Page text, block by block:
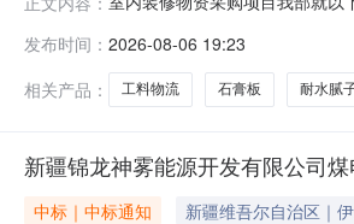
22.5*2.5热镀锌角钢米
发布时间： 2026-08-06 19:23
相关产品：
工料物流 石膏板 耐水腻
新疆锦龙神雾能源开发有限公司
中标｜中标通知
新疆维吾尔自治区｜